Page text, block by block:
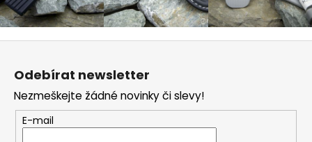
Odebírat newsletter
Nezmeškejte žádné novinky či slevy!
E-mail